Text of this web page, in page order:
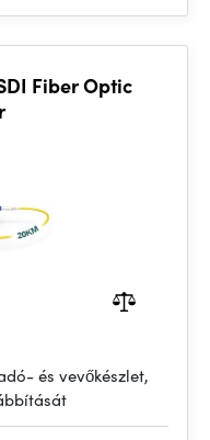
Fiber Optic
és vevőkészlet,